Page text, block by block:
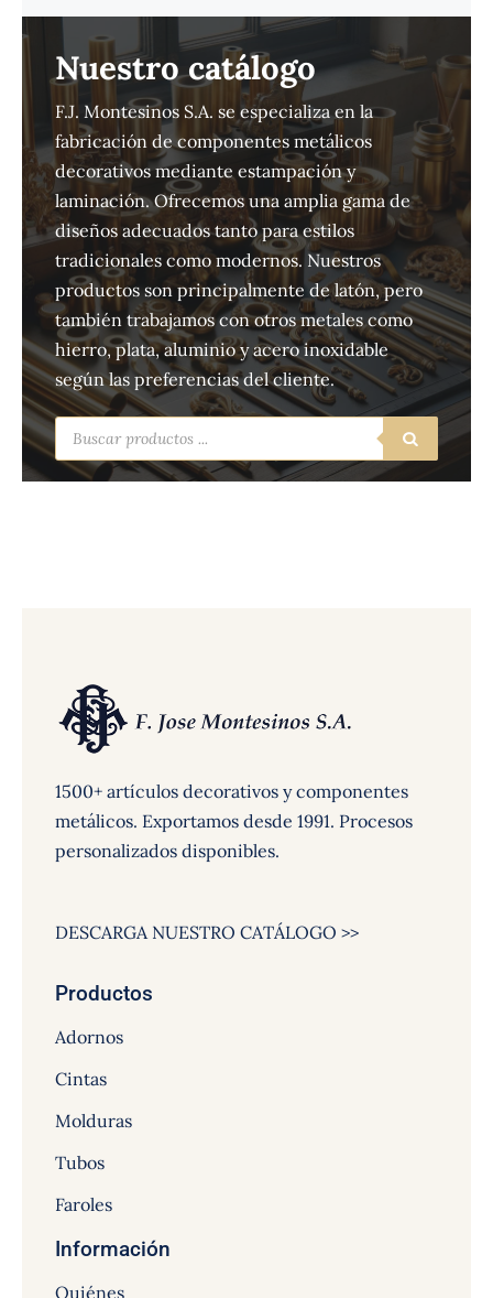
Nuestro catálogo
F.J. Montesinos S.A. se especializa en la
fabricación de componentes metálicos
decorativos mediante estampación y
laminación. Ofrecemos una amplia gama de
diseños adecuados tanto para estilos
tradicionales como modernos. Nuestros
productos son principalmente de latón, pero
también trabajamos con otros metales como
hierro, plata, aluminio y acero inoxidable
según las preferencias del cliente.
Búsqueda
de
productos
1500+ artículos decorativos y componentes
metálicos. Exportamos desde 1991. Procesos
personalizados disponibles.
DESCARGA NUESTRO CATÁLOGO >>
Productos
Adornos
Cintas
Molduras
Tubos
Faroles
Información
Quiénes